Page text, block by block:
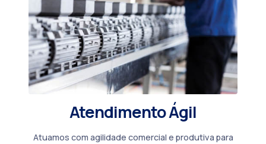
Atendimento Ágil
Atuamos com agilidade comercial e produtiva para